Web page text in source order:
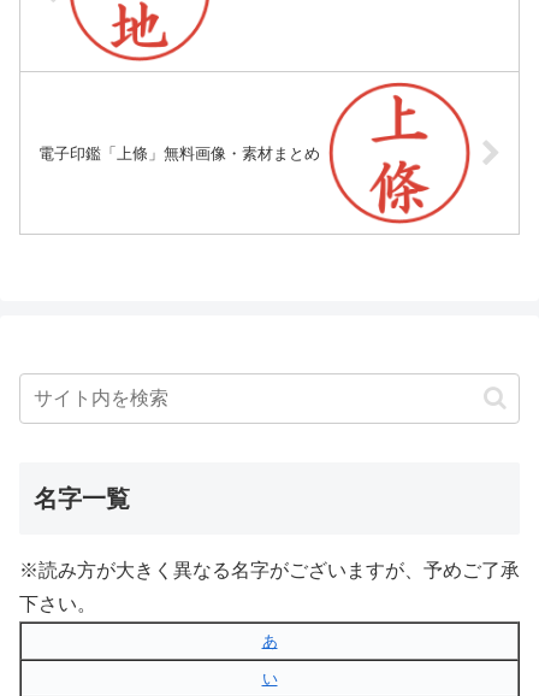
電子印鑑「上條」無料画像・素材まとめ
名字一覧
※読み方が大きく異なる名字がございますが、予めご了承
下さい。
あ
い